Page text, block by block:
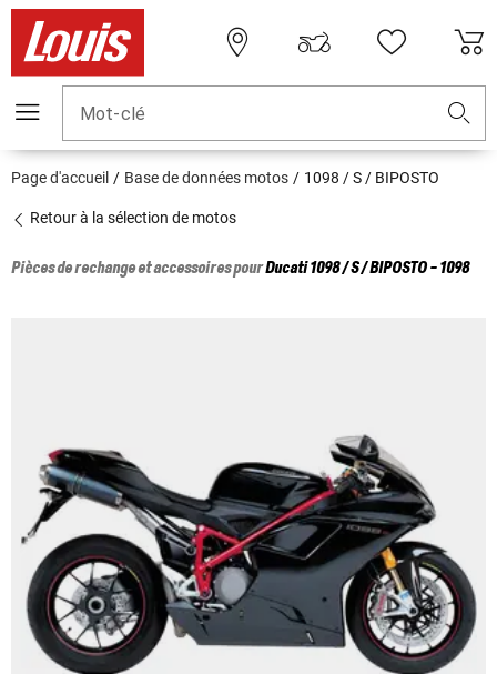
Mot-clé
Page d'accueil Base de données motos 1098 / S / BIPOSTO
Retour à la sélection de motos
Pièces de rechange et accessoires pourDucati1098 / S / BIPOSTO - 1098